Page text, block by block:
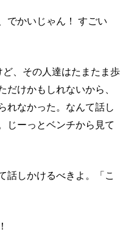
かいじゃん！ すごい
、その人達はたまたま歩
だけかもしれないから、
れなかった。なんて話し
じーっとベンチから見て
話しかけるべきよ。「こ